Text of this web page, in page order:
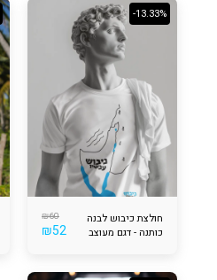
-13.33%
חולצת כיבוש לבנה
כותנה - דגם מעוצב
₪60
₪52